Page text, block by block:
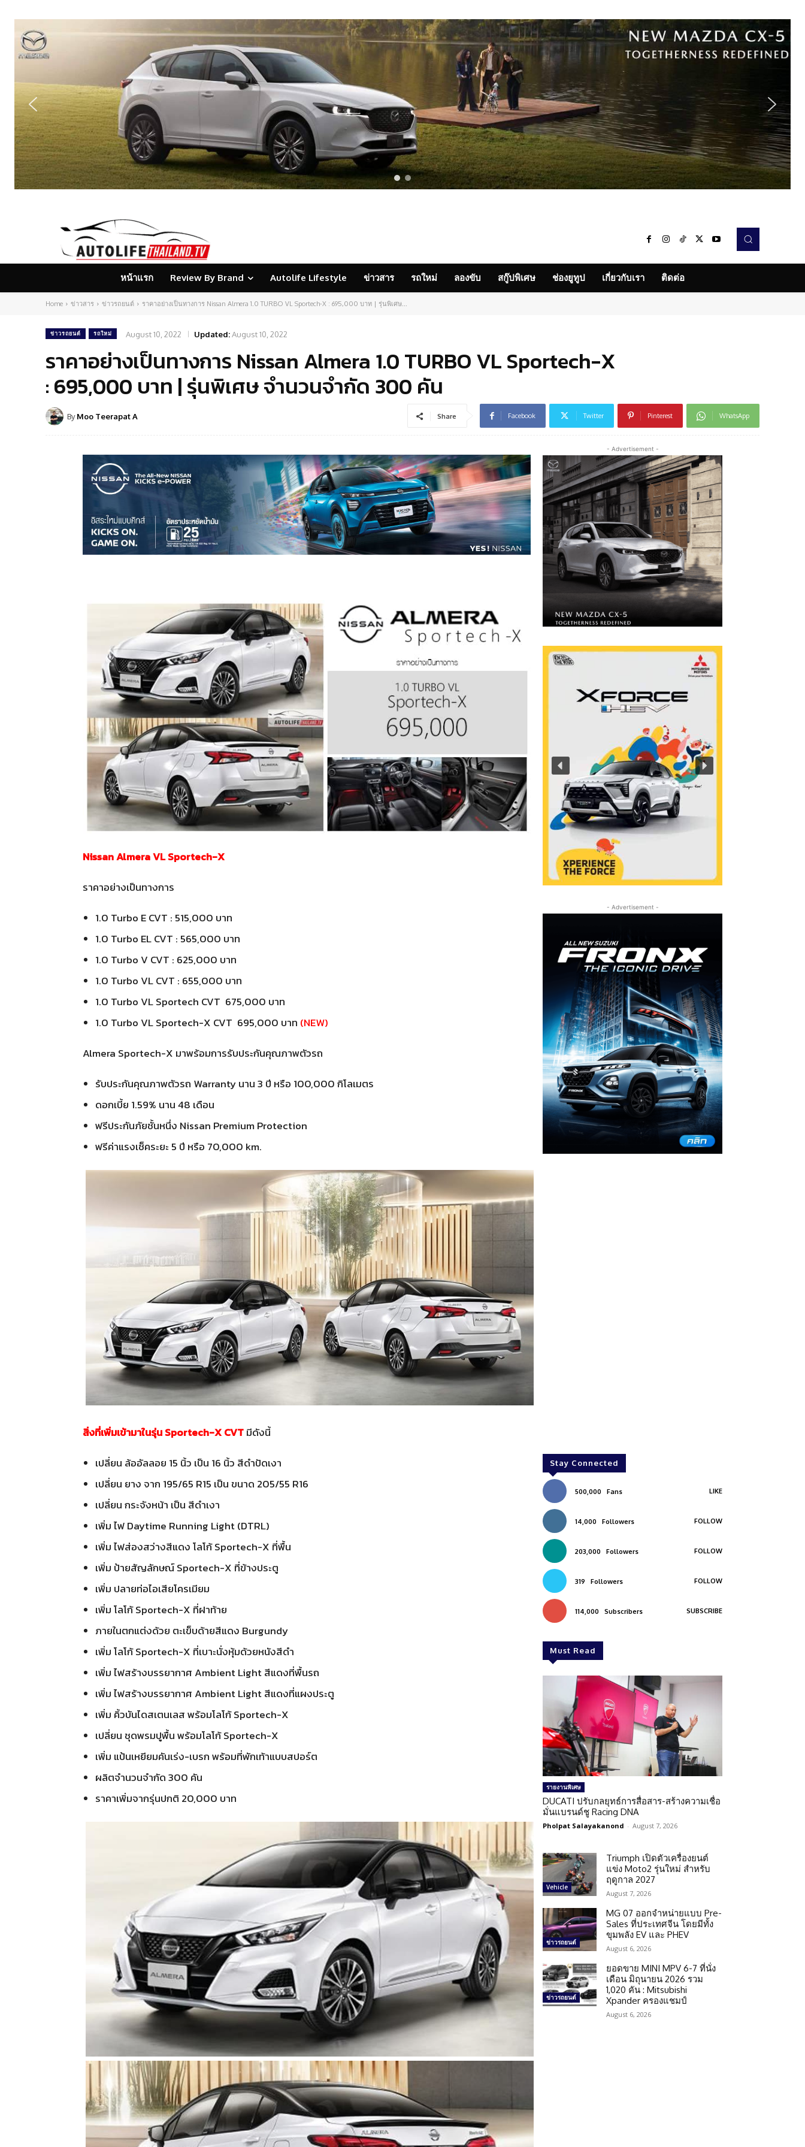
หน้าแรก Review By Brand Autolife Lifestyle ข่าวสาร รถใหม่ ลองขับ สกู๊ปพิเศษ ช่องยูทูป เกี่ยวกับเรา ติดต่อ
Home ข่าวสาร ข่าวรถยนต์ ราคาอย่างเป็นทางการ Nissan Almera 1.0 TURBO VL Sportech-X : 695,000 บาท | รุ่นพิเศษ...
ข่าวรถยนต์ รถใหม่ August 10, 2022 Updated: August 10, 2022
ราคาอย่างเป็นทางการ Nissan Almera 1.0 TURBO VL Sportech-X
: 695,000 บาท | รุ่นพิเศษ จำนวนจำกัด 300 คัน
By Moo Teerapat A Share Facebook Twitter Pinterest WhatsApp
Nissan Almera VL Sportech-X
ราคาอย่างเป็นทางการ
1.0 Turbo E CVT : 515,000 บาท
1.0 Turbo EL CVT : 565,000 บาท
1.0 Turbo V CVT : 625,000 บาท
1.0 Turbo VL CVT : 655,000 บาท
1.0 Turbo VL Sportech CVT 675,000 บาท
1.0 Turbo VL Sportech-X CVT 695,000 บาท (NEW)
Almera Sportech-X มาพร้อมการรับประกันคุณภาพตัวรถ
รับประกันคุณภาพตัวรถ Warranty นาน 3 ปี หรือ 100,000 กิโลเมตร
ดอกเบี้ย 1.59% นาน 48 เดือน
ฟรีประกันภัยชั้นหนึ่ง Nissan Premium Protection
ฟรีค่าแรงเช็คระยะ 5 ปี หรือ 70,000 km.
สิ่งที่เพิ่มเข้ามาในรุ่น Sportech-X CVTมีดังนี้
เปลี่ยน ล้ออัลลอย 15 นิ้ว เป็น 16 นิ้ว สีดำปัดเงา
เปลี่ยน ยาง จาก 195/65 R15 เป็น ขนาด 205/55 R16
เปลี่ยน กระจังหน้า เป็น สีดำเงา
เพิ่ม ไฟ Daytime Running Light (DTRL)
เพิ่ม ไฟส่องสว่างสีแดง โลโก้ Sportech-X ที่พื้น
เพิ่ม ป้ายสัญลักษณ์ Sportech-X ที่ข้างประตู
เพิ่ม ปลายท่อไอเสียโครเมียม
เพิ่ม โลโก้ Sportech-X ที่ฝาท้าย
ภายในตกแต่งด้วย ตะเข็บด้ายสีแดง Burgundy
เพิ่ม โลโก้ Sportech-X ที่เบาะนั่งหุ้มด้วยหนังสีดำ
เพิ่ม ไฟสร้างบรรยากาศ Ambient Light สีแดงที่พื้นรถ
เพิ่ม ไฟสร้างบรรยากาศ Ambient Light สีแดงที่แผงประตู
เพิ่ม คิ้วบันไดสเตนเลส พร้อมโลโก้ Sportech-X
เปลี่ยน ชุดพรมปูพื้น พร้อมโลโก้ Sportech-X
เพิ่ม แป้นเหยียมคันเร่ง-เบรก พร้อมที่พักเท้าแบบสปอร์ต
ผลิตจำนวนจำกัด 300 คัน
ราคาเพิ่มจากรุ่นปกติ 20,000 บาท
- Advertisement -
- Advertisement -
Stay Connected
500,000 Fans LIKE
14,000 Followers FOLLOW
203,000 Followers FOLLOW
319 Followers FOLLOW
114,000 Subscribers SUBSCRIBE
Must Read
รายงานพิเศษ
DUCATI ปรับกลยุทธ์การสื่อสาร-สร้างความเชื่อ
มั่นแบรนด์ชู Racing DNA
Pholpat Salayakanond - August 7, 2026
Vehicle
Triumph เปิดตัวเครื่องยนต์
แข่ง Moto2 รุ่นใหม่ สำหรับ
ฤดูกาล 2027
August 7, 2026
ข่าวรถยนต์
MG 07 ออกจำหน่ายแบบ Pre-
Sales ที่ประเทศจีน โดยมีทั้ง
ขุมพลัง EV และ PHEV
August 6, 2026
ข่าวรถยนต์
ยอดขาย MINI MPV 6-7 ที่นั่ง
เดือน มิถุนายน 2026 รวม
1,020 คัน : Mitsubishi
Xpander ครองแชมป์
August 6, 2026